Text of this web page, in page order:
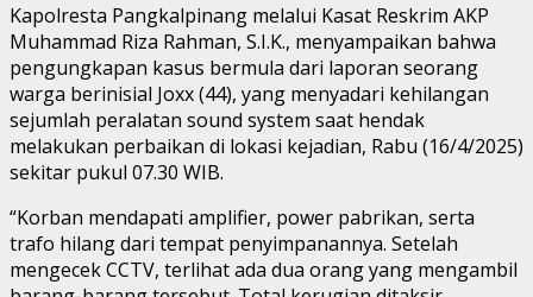
Kapolresta Pangkalpinang melalui Kasat Reskrim AKP
Muhammad Riza Rahman, S.I.K., menyampaikan bahwa
pengungkapan kasus bermula dari laporan seorang
warga berinisial Joxx (44), yang menyadari kehilangan
sejumlah peralatan sound system saat hendak
melakukan perbaikan di lokasi kejadian, Rabu (16/4/2025)
sekitar pukul 07.30 WIB.
“Korban mendapati amplifier, power pabrikan, serta
trafo hilang dari tempat penyimpanannya. Setelah
mengecek CCTV, terlihat ada dua orang yang mengambil